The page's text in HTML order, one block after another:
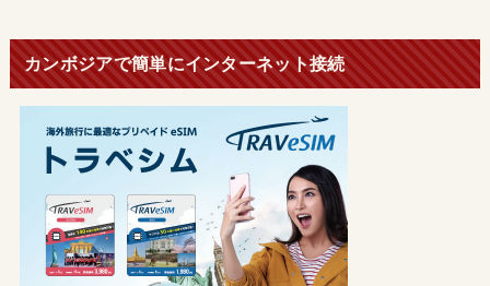
カンボジアで簡単にインターネット接続